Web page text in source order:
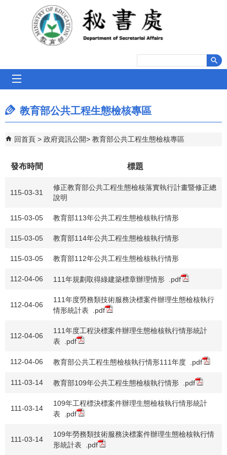
跳到主要內容區塊
教育部公共工程生態檢核專區
回首頁 政府資訊公開 教育部公共工程生態檢核專區
發布時間 標題
115-03-31
修正教育部公共工程生態檢核落實執行計畫暨修正總
說明
115-03-05 教育部113年公共工程生態檢核執行情形
115-03-05 教育部114年公共工程生態檢核執行情形
115-03-05 教育部112年公共工程生態檢核執行情形
112-04-06 111年規劃取得綠建築標章辦理情形 .pdf
112-04-06
111年度勞務類技術服務決標案件辦理生態檢核執行
情形統計表
.pdf
112-04-06
111年度工程決標案件辦理生態檢核執行情形統計
表
.pdf
112-04-06 教育部公共工程生態檢核執行情形111年度 .pdf
111-03-14 教育部109年公共工程生態檢核執行情形 .pdf
111-03-14
109年工程標決標案件辦理生態檢核執行情形統計
表
.pdf
111-03-14
109年勞務類技術服務決標案件辦理生態檢核執行情
形統計表
.pdf